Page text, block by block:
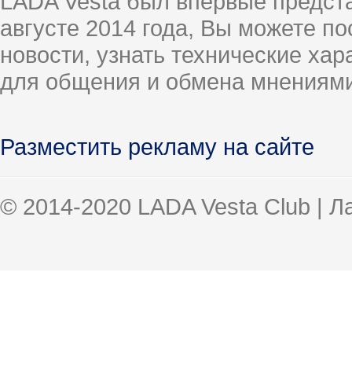
августе 2014 года, Вы можете
новости, узнать технические
для общения и обмена
Разместить рекламу на сайте
© 2014-2020 LADA Vesta Club |